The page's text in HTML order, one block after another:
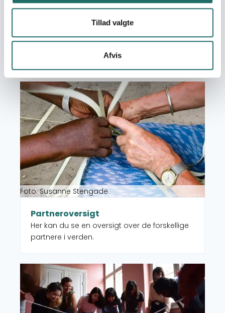
Tillad valgte
Afvis
Kort over CISUs
Se et geografisk overblik over CISUs
medlemsorganisationer.
Foto: Susanne Stengade
Partneroversigt
Her kan du se en oversigt over de forskellige
partnere i verden.
Læs mere om Partneroversigt
Læs mere om Medlemsorganisationer